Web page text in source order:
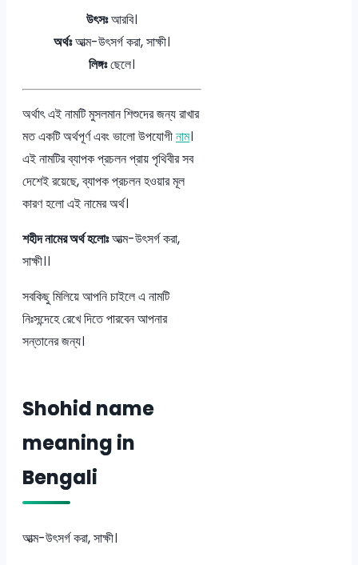
উৎসঃআরবি।
অর্থঃআত্ম-উৎসর্গ করা, সাক্ষী।
লিঙ্গঃছেলে।
অর্থাৎ এই নামটি মুসলমান শিশুদের জন্য রাখার
মত একটি অর্থপূর্ণ এবং ভালো উপযোগীনাম।
এই নামটির ব্যাপক প্রচলন প্রায় পৃথিবীর সব
দেশেই রয়েছে, ব্যাপক প্রচলন হওয়ার মূল
কারণ হলো এই নামের অর্থ।
শহীদ নামের অর্থ হলোঃআত্ম-উৎসর্গ করা,
সাক্ষী।।
সবকিছু মিলিয়ে আপনি চাইলে এ নামটি
নিঃসন্দেহে রেখে দিতে পারবেন আপনার
সন্তানের জন্য।
Shohid name
meaning in
Bengali
আত্ম-উৎসর্গ করা, সাক্ষী।